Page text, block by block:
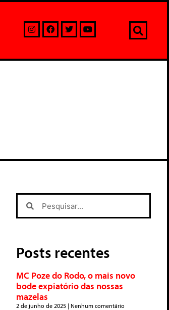
Posts recentes
MC Poze do Rodo, o mais novo
bode expiatório das nossas
mazelas
2 de junho de 2025 Nenhum comentário